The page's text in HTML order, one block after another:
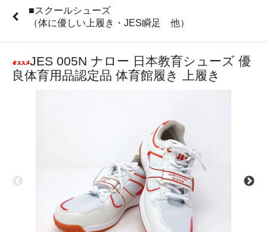
■スクールシューズ
（体に優しい上履き・JES瞬足 他）
JES 005N ナロー 日本教育シューズ 優
良体育用品認定品 体育館履き 上履き